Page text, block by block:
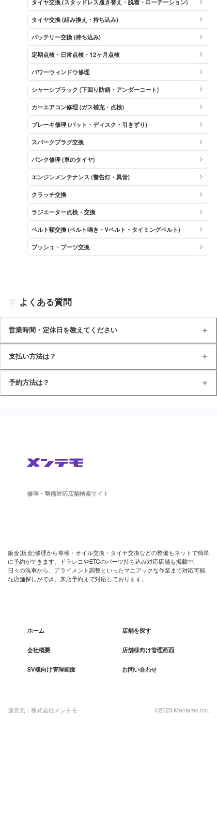
タイヤ交換 (スタッドレス履き替え・脱着・ローテーション)
タイヤ交換 (組み換え・持ち込み)
バッテリー交換 (持ち込み)
定期点検・日常点検・12ヶ月点検
パワーウィンドウ修理
シャーシブラック (下回り防錆・アンダーコート)
カーエアコン修理 (ガス補充・点検)
ブレーキ修理 (パット・ディスク・引きずり)
スパークプラグ交換
パンク修理 (車のタイヤ)
エンジンメンテナンス (警告灯・異音)
クラッチ交換
ラジエーター点検・交換
ベルト類交換 (ベルト鳴き・Vベルト・タイミングベルト)
ブッシュ・ブーツ交換
よくある質問
営業時間・定休日を教えてください
支払い方法は？
予約方法は？
修理・整備対応店舗検索サイト
鈑金(板金)修理から車検・オイル交換・タイヤ交換などの整備もネットで簡単
に予約ができます。ドラレコやETCのパーツ持ち込み対応店舗も掲載中。
日々の洗車から、アライメント調整といったマニアックな作業まで対応可能
な店舗探しができ、来店予約まで対応しております。
ホーム 店舗を探す
会社概要 店舗様向け管理画面
SV様向け管理画面 お問い合わせ
運営元：株式会社メンテモ ©2023 Mentemo Inc.